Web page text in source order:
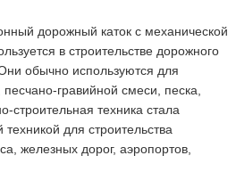
дорожный каток с механической
в строительстве дорожного
обычно используются для
гравийной смеси, песка,
строительная техника стала
для строительства
железных дорог, аэропортов,